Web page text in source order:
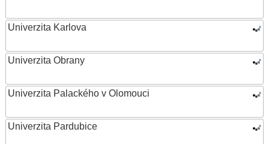
Univerzita Karlova
Univerzita Obrany
Univerzita Palackého v Olomouci
Univerzita Pardubice